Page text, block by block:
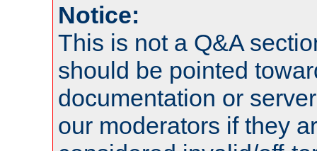
Notice:
This is not a Q&A
should be pointed
documentation or
our moderators if they